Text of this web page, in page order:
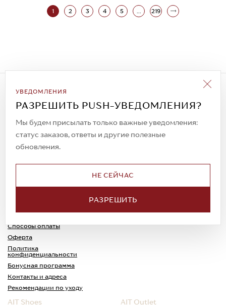
1 2 3 4 5 ... 219
УВЕДОМЛЕНИЯ
РАЗРЕШИТЬ PUSH-УВЕДОМЛЕНИЯ?
Мы будем присылать только важные уведомления:
статус заказов, ответы и другие полезные
обновления.
НЕ СЕЙЧАС
РАЗРЕШИТЬ
Подписаться на рассылку
Всегда будьте в курсе новых акций и
спецпредложений!
© 2023. AIT Shoes
Все права защищены
Доставка
Способы оплаты
Оферта
Политика
конфиденциальности
Обмен и возврат
Каспи-Ред
Бонусная программа
Контакты и адреса
Рекомендации по уходу
AIT Shoes AIT Outlet